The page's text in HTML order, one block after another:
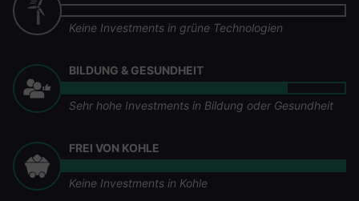
Keine Investments in grüne Technologien
BILDUNG & GESUNDHEIT
Sehr hohe Investments in Bildung oder Gesundheit
FREI VON KOHLE
Keine Investments in Kohle